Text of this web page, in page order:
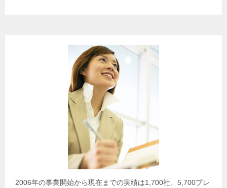
2006年の事業開始から現在までの実績は1,700社、5,700プレ